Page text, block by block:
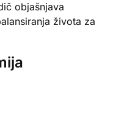
objašnjava
života za